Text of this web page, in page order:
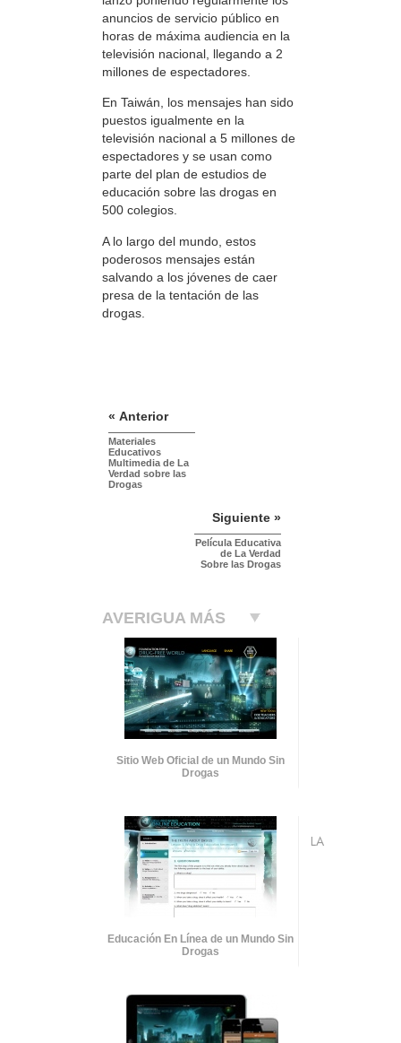
anuncios de servicio público en
horas de máxima audiencia en la
televisión nacional, llegando a 2
millones de espectadores.
En Taiwán, los mensajes han sido
puestos igualmente en la
televisión nacional a 5 millones de
espectadores y se usan como
parte del plan de estudios de
educación sobre las drogas en
500 colegios.
A lo largo del mundo, estos
poderosos mensajes están
salvando a los jóvenes de caer
presa de la tentación de las
drogas.
« Anterior
Materiales
Educativos
Multimedia de La
Verdad sobre las
Drogas
Siguiente »
Película Educativa
de La Verdad
Sobre las Drogas
AVERIGUA MÁS
Sitio Web Oficial de un Mundo Sin
Drogas
Educación En Línea de un Mundo Sin
Drogas
LA